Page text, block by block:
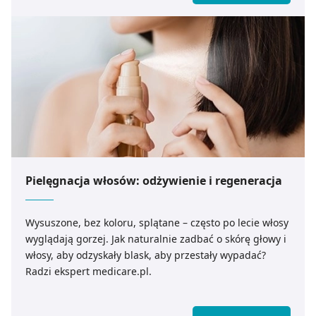
Pielęgnacja włosów: odżywienie i regeneracja
Wysuszone, bez koloru, splątane – często po lecie włosy
wyglądają gorzej. Jak naturalnie zadbać o skórę głowy i
włosy, aby odzyskały blask, aby przestały wypadać?
Radzi ekspert medicare.pl.